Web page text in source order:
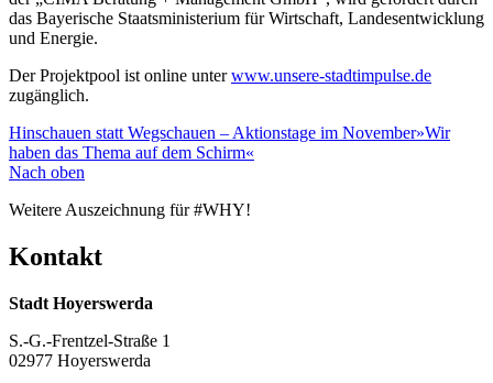
das Bayerische Staatsministerium für Wirtschaft, Landesentwicklung
und Energie.
Der Projektpool ist online unterwww.unsere-stadtimpulse.de
zugänglich.
Hinschauen statt Wegschauen – Aktionstage im November»Wir
haben das Thema auf dem Schirm«
Nach oben
Weitere Auszeichnung für #WHY!
Kontakt
Stadt Hoyerswerda
S.-G.-Frentzel-Straße 1
02977 Hoyerswerda